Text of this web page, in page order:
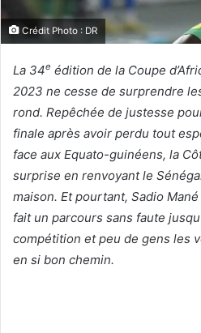
Crédit Photo : DR
La 34e édition de la Coupe
2023 ne cesse de surprendre
rond. Repêchée de justesse
finale après avoir perdu tout
face aux Equato-guinéens, la
surprise en renvoyant le
maison. Et pourtant, Sadio
fait un parcours sans faute
compétition et peu de gens les
en si bon chemin.